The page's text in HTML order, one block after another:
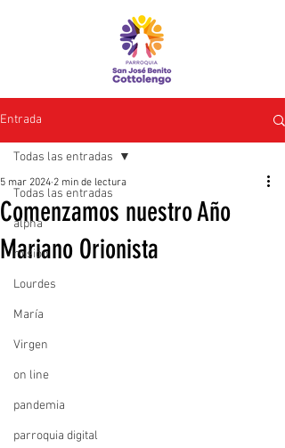
Entrada
Todas las entradas
alpha
misión
Lourdes
María
Virgen
on line
pandemia
parroquia digital
Todas las entradas
Comenzamos nuestro Año
Mariano Orionista
5 mar 2024 2 min de lectura